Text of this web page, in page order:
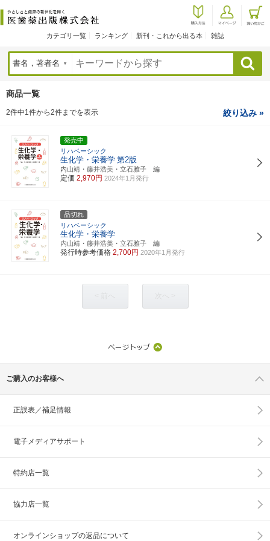
カテゴリ一覧 ランキング 新刊・これから出る本 雑誌
検索
商品一覧
2件中1件から2件までを表示 絞り込み »
発売中
リハベーシック
生化学・栄養学 第2版
内山靖・藤井浩美・立石雅子 編
定価 2,970円 2024年1月発行
品切れ
リハベーシック
生化学・栄養学
内山靖・藤井浩美・立石雅子 編
発行時参考価格 2,700円 2020年1月発行
ご購入のお客様へ
正誤表／補足情報
電子メディアサポート
特約店一覧
協力店一覧
オンラインショップの返品について